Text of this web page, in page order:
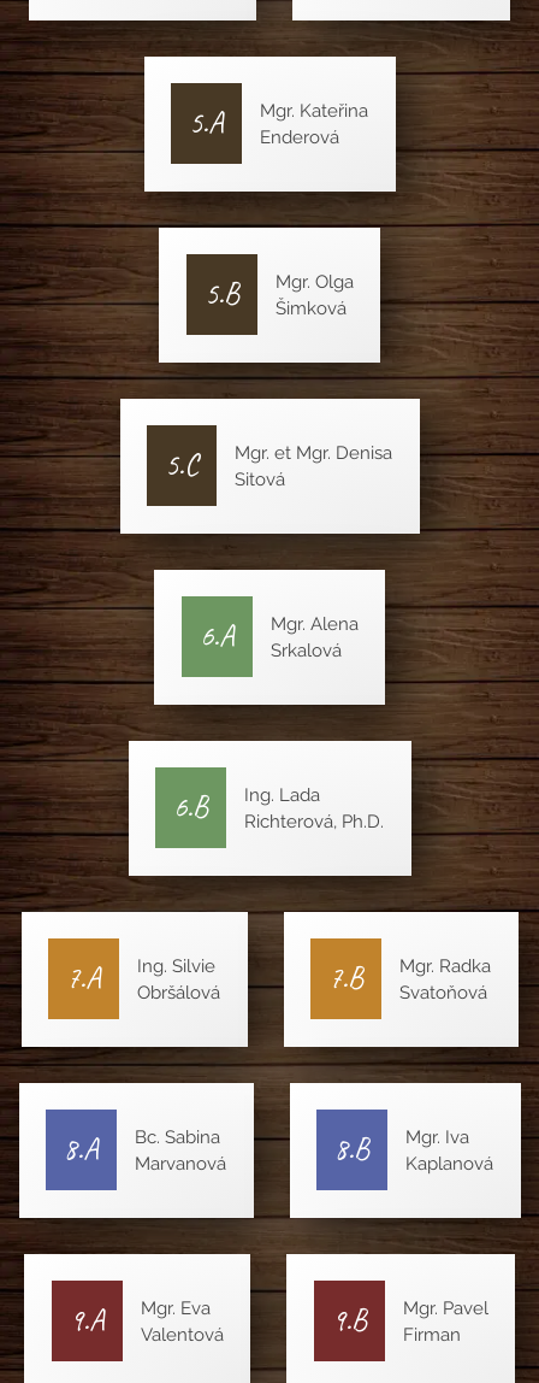
5.A
Mgr. Kateřina
Enderová
5.B
Mgr. Olga
Šimková
5.C
Mgr. et Mgr. Denisa
Sitová
6.A
Mgr. Alena
Srkalová
6.B
Ing. Lada
Richterová, Ph.D.
7.A
Ing. Silvie
Obršálová
7.B
Mgr. Radka
Svatoňová
8.A
Bc. Sabina
Marvanová
8.B
Mgr. Iva
Kaplanová
9.A
Mgr. Eva
Valentová
9.B
Mgr. Pavel
Firman